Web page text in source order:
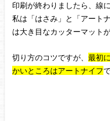
印刷が終わりましたら、線
私は「はさみ」と「アート
は大き目なカッターマット
切り方のコツですが、 最初
かいところはアートナイフ